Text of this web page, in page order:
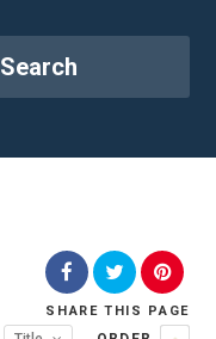
Search
SHARE THIS PAGE